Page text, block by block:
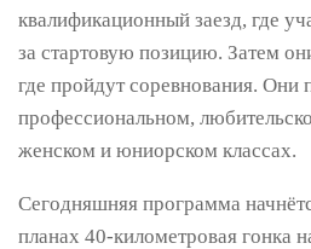
квалификационный заезд, где
за стартовую позицию. Затем
где пройдут соревнования. Они
профессиональном,
женском и юниорском классах.
Сегодняшняя программа
планах 40-километровая гонка